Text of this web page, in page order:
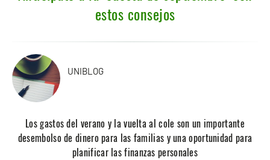
estos consejos
UNIBLOG
Los gastos del verano y la vuelta al cole son un importante
desembolso de dinero para las familias y una oportunidad para
planificar las finanzas personales